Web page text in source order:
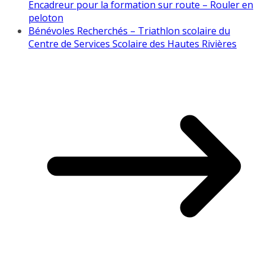
Encadreur pour la formation sur route – Rouler en
peloton
Bénévoles Recherchés – Triathlon scolaire du
Centre de Services Scolaire des Hautes Rivières